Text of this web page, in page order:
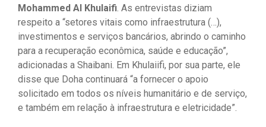
Mohammed Al Khulaifi . As entrevistas diziam
respeito a “setores vitais como infraestrutura (…),
investimentos e serviços bancários, abrindo o caminho
para a recuperação econômica, saúde e educação”,
adicionadas a Shaibani. Em Khulaiifi, por sua parte, ele
disse que Doha continuará “a fornecer o apoio
solicitado em todos os níveis humanitário e de serviço,
e também em relação à infraestrutura e eletricidade”.